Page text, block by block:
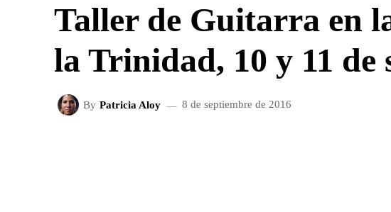
Taller de Guitarra en
la Trinidad, 10 y 11 de
By Patricia Aloy 8 de septiembre de 2016